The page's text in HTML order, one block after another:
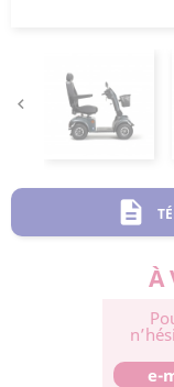

description
À
e-